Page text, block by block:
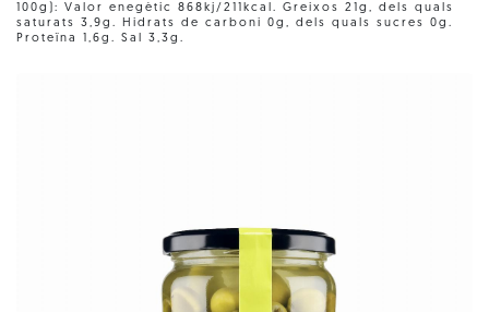
100g): Valor enegètic 868kj/211kcal. Greixos 21g, dels quals
saturats 3,9g. Hidrats de carboni 0g, dels quals sucres 0g.
Proteïna 1,6g. Sal 3,3g.